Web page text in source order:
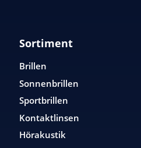
Sortiment
Brillen
Sonnenbrillen
Sportbrillen
Kontaktlinsen
Hörakustik